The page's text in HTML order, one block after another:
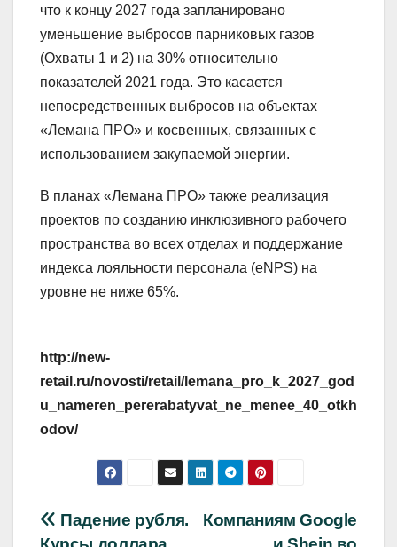
что к концу 2027 года запланировано
уменьшение выбросов парниковых газов
(Охваты 1 и 2) на 30% относительно
показателей 2021 года. Это касается
непосредственных выбросов на объектах
«Лемана ПРО» и косвенных, связанных с
использованием закупаемой энергии.
В планах «Лемана ПРО» также реализация
проектов по созданию инклюзивного рабочего
пространства во всех отделах и поддержание
индекса лояльности персонала (eNPS) на
уровне не ниже 65%.
http://new-
retail.ru/novosti/retail/lemana_pro_k_2027_god
u_nameren_pererabatyvat_ne_menee_40_otkh
odov/
Навигация
Компаниям Google
Падение рубля.